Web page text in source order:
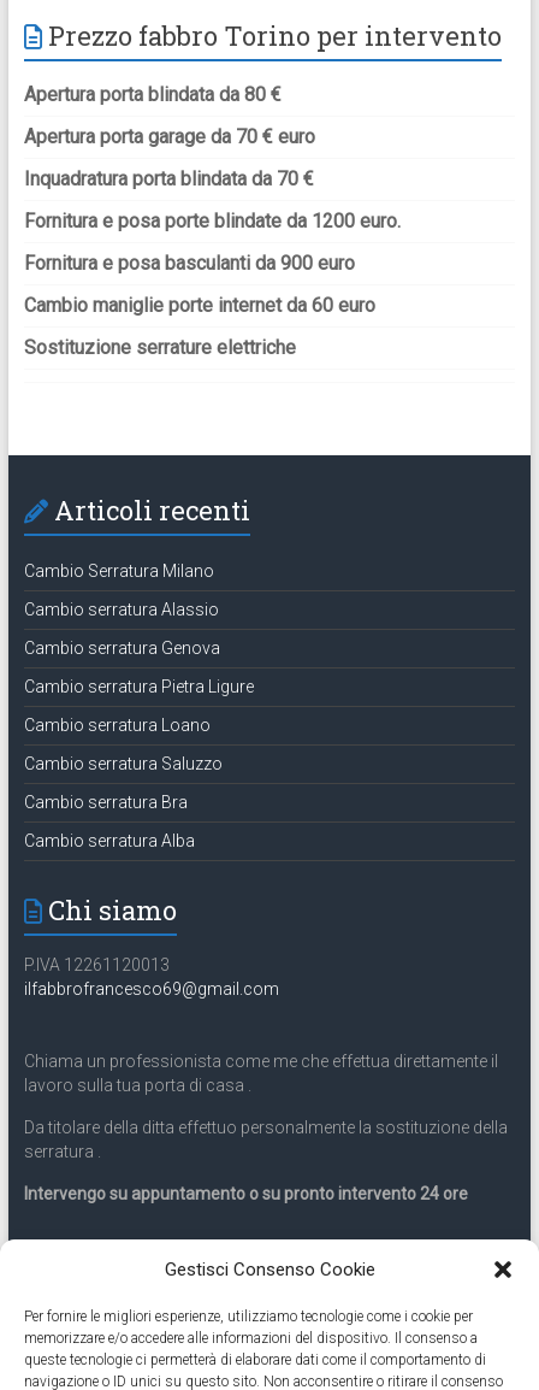
Gestisci Consenso Cookie
Per fornire le migliori esperienze, utilizziamo tecnologie come i cookie per
memorizzare e/o accedere alle informazioni del dispositivo. Il consenso a
queste tecnologie ci permetterà di elaborare dati come il comportamento di
navigazione o ID unici su questo sito. Non acconsentire o ritirare il consenso
Prezzo fabbro Torino per intervento
Apertura porta blindata da 80 €
Apertura porta garage da 70 € euro
Inquadratura porta blindata da 70 €
Fornitura e posa porte blindate da 1200 euro.
Fornitura e posa basculanti da 900 euro
Cambio maniglie porte internet da 60 euro
Sostituzione serrature elettriche
Articoli recenti
Cambio Serratura Milano
Cambio serratura Alassio
Cambio serratura Genova
Cambio serratura Pietra Ligure
Cambio serratura Loano
Cambio serratura Saluzzo
Cambio serratura Bra
Cambio serratura Alba
Chi siamo
P.IVA 12261120013
ilfabbrofrancesco69@gmail.com
Chiama un professionista come me che effettua direttamente il
lavoro sulla tua porta di casa .
Da titolare della ditta effettuo personalmente la sostituzione della
serratura .
Intervengo su appuntamento o su pronto intervento 24 ore
Servizio 24 ore
Cell331.9899963